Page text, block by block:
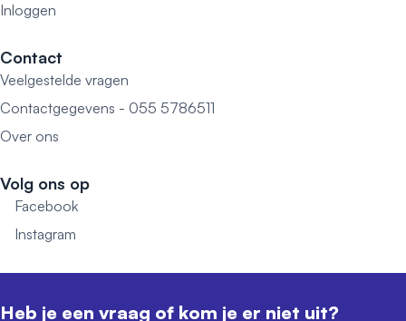
Inloggen
Contact
Veelgestelde vragen
Contactgegevens - 055 5786511
Over ons
Volg ons op
Facebook
Instagram
Heb je een vraag of kom je er niet uit?